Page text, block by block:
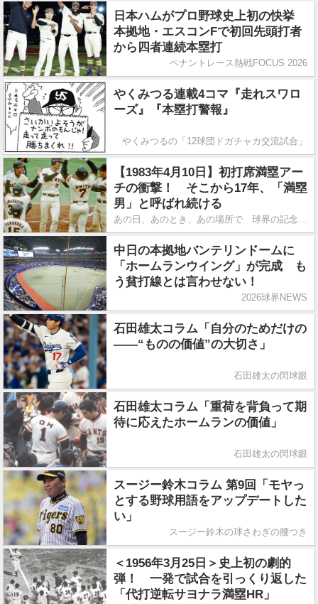
日本ハムがプロ野球史上初の快挙
本拠地・エスコンFで初回先頭打者
から四者連続本塁打
ペナントレース熱戦FOCUS 2026
やくみつる連載4コマ『走れスワロ
ーズ』『本塁打警報』
やくみつるの「12球団ドガチャカ交流試合」
【1983年4月10日】初打席満塁アー
チの衝撃！ そこから17年、「満塁
男」と呼ばれ続ける
あの日、あのとき、あの場所で 球界の記念日にタイムスリップ
中日の本拠地バンテリンドームに
「ホームランウイング」が完成 も
う貧打線とは言わせない！
2026球界NEWS
石田雄太コラム「自分のためだけの
――“ものの価値”の大切さ」
石田雄太の閃球眼
石田雄太コラム「重荷を背負って期
待に応えたホームランの価値」
石田雄太の閃球眼
スージー鈴木コラム 第9回「モヤっ
とする野球用語をアップデートした
い」
スージー鈴木の球さわぎの腰つき
＜1956年3月25日＞史上初の劇的
弾！ 一発で試合を引っくり返した
「代打逆転サヨナラ満塁HR」